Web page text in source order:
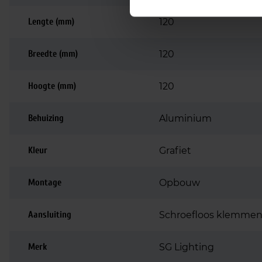
Lengte (mm) 120
Breedte (mm) 120
Hoogte (mm) 120
Behuizing Aluminium
Kleur Grafiet
Montage Opbouw
Aansluiting Schroefloos
Merk SG Lighting